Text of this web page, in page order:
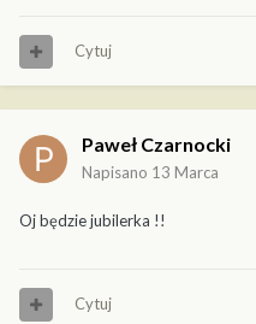
Cytuj
Paweł Czarnocki
Napisano 13 Marca
Oj będzie jubilerka !!
Cytuj